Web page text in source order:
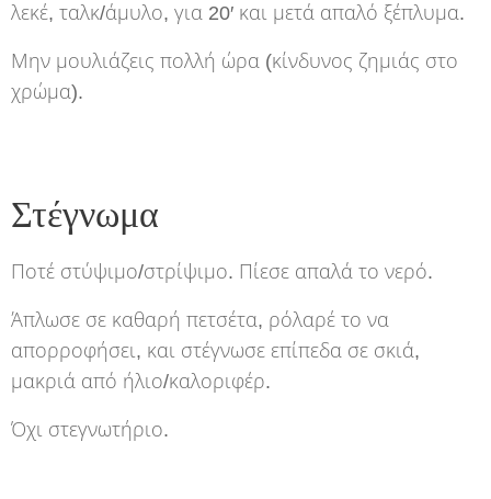
λεκέ, ταλκ/άμυλο, για 20′ και μετά απαλό ξέπλυμα.
Μην μουλιάζεις πολλή ώρα (κίνδυνος ζημιάς στο
χρώμα).
Στέγνωμα
Ποτέ στύψιμο/στρίψιμο. Πίεσε απαλά το νερό.
Άπλωσε σε καθαρή πετσέτα, ρόλαρέ το να
απορροφήσει, και στέγνωσε επίπεδα σε σκιά,
μακριά από ήλιο/καλοριφέρ.
Όχι στεγνωτήριο.